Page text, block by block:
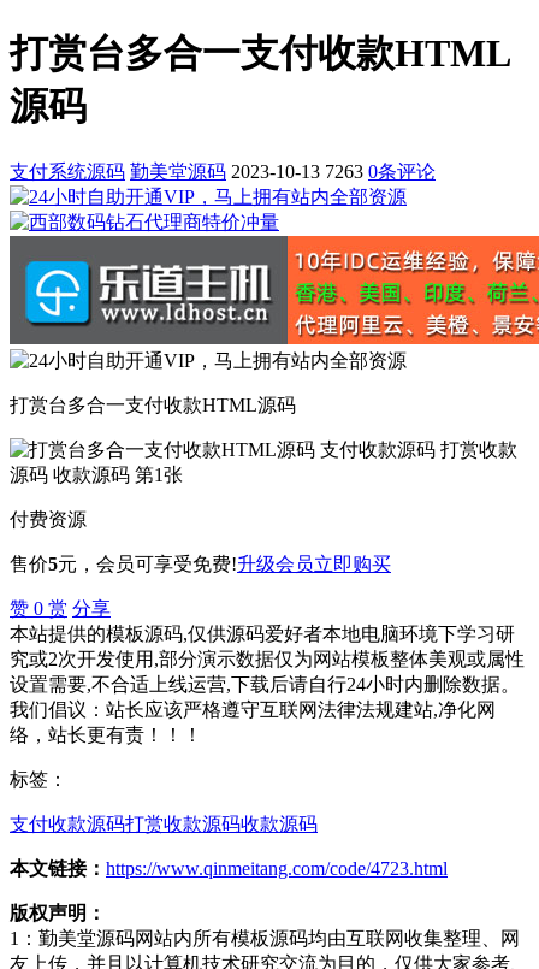
打赏台多合一支付收款HTML
源码
支付系统源码 勤美堂源码 2023-10-13 7263 0条评论
打赏台多合一支付收款HTML源码
付费资源
售价5元 ，会员可享受免费!升级会员立即购买
赞 0 赏 分享
本站提供的模板源码,仅供源码爱好者本地电脑环境下学习研
究或2次开发使用,部分演示数据仅为网站模板整体美观或属性
设置需要,不合适上线运营,下载后请自行24小时内删除数据。
我们倡议：站长应该严格遵守互联网法律法规建站,净化网
络，站长更有责！！！
标签：
支付收款源码打赏收款源码收款源码
本文链接： https://www.qinmeitang.com/code/4723.html
版权声明：
1：勤美堂源码网站内所有模板源码均由互联网收集整理、网
友上传，并且以计算机技术研究交流为目的，仅供大家参考、